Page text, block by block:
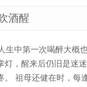
酒醒
生中第一次喝醉大概
灯，醒来后仍旧是迷
。 祖母还健在时，每